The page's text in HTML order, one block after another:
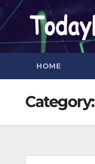
Skip
to
HOME
Category: